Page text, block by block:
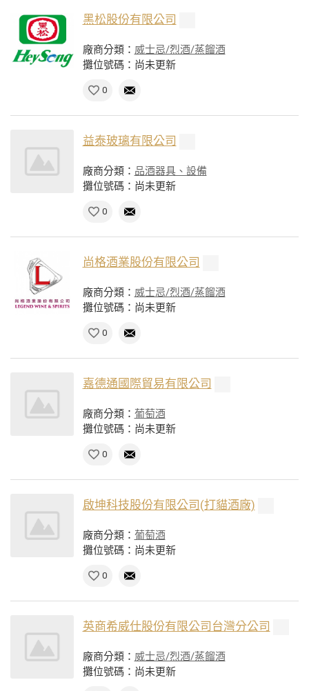
黑松股份有限公司
廠商分類： 威士忌/烈酒/蒸餾酒
攤位號碼：尚未更新
0
益泰玻璃有限公司
廠商分類： 品酒器具、設備
攤位號碼：尚未更新
0
尚格酒業股份有限公司
廠商分類： 威士忌/烈酒/蒸餾酒
攤位號碼：尚未更新
0
嘉德通國際貿易有限公司
廠商分類： 葡萄酒
攤位號碼：尚未更新
0
啟坤科技股份有限公司(打貓酒廠)
廠商分類： 葡萄酒
攤位號碼：尚未更新
0
英商希威仕股份有限公司台灣分公司
廠商分類： 威士忌/烈酒/蒸餾酒
攤位號碼：尚未更新